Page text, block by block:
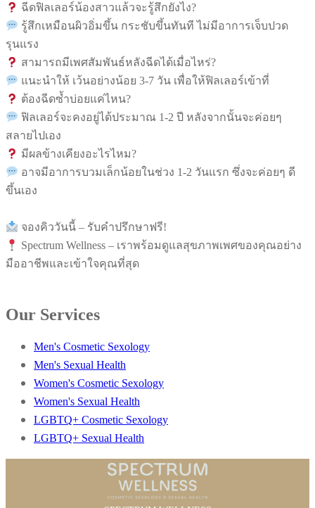
ฉีดฟิลเลอร์น้องสาวแล้วจะรู้สึกยังไง?
รู้สึกเหมือนผิวอิ่มขึ้น กระชับขึ้นทันที ไม่มีอาการเจ็บปวด
รุนแรง
สามารถมีเพศสัมพันธ์หลังฉีดได้เมื่อไหร่?
แนะนำให้ เว้นอย่างน้อย 3-7 วัน เพื่อให้ฟิลเลอร์เข้าที่
ต้องฉีดซ้ำบ่อยแค่ไหน?
ฟิลเลอร์จะคงอยู่ได้ประมาณ 1-2 ปี หลังจากนั้นจะค่อยๆ
สลายไปเอง
มีผลข้างเคียงอะไรไหม?
อาจมีอาการบวมเล็กน้อยในช่วง 1-2 วันแรก ซึ่งจะค่อยๆ ดี
ขึ้นเอง
จองคิววันนี้ – รับคำปรึกษาฟรี!
Spectrum Wellness – เราพร้อมดูแลสุขภาพเพศของคุณอย่าง
มืออาชีพและเข้าใจคุณที่สุด
Our Services
Men's Cosmetic Sexology
Men's Sexual Health
Women's Cosmetic Sexology
Women's Sexual Health
LGBTQ+ Cosmetic Sexology
LGBTQ+ Sexual Health